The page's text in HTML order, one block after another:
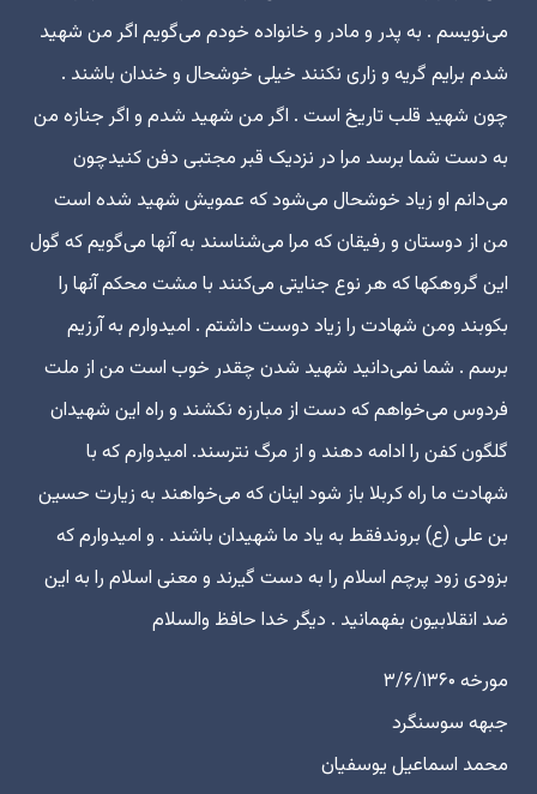
می‌نویسم . به پدر و مادر و خانواده خودم می‌گویم اگر من شهید
شدم برایم گریه و زاری نکنند خیلی خوشحال و خندان باشند .
چون شهید قلب تاریخ است . اگر من شهید شدم و اگر جنازه من
به دست شما برسد مرا در نزدیک قبر مجتبی دفن کنیدچون
می‌دانم او زیاد خوشحال می‌شود که عمویش شهید شده است
من از دوستان و رفیقان که مرا می‌شناسند به آنها می‌گویم که گول
این گروهکها که هر نوع جنایتی می‌کنند با مشت محکم آنها را
بکوبند ومن شهادت را زیاد دوست داشتم . امیدوارم به آرزیم
برسم . شما نمی‌دانید شهید شدن چقدر خوب است من از ملت
فردوس می‌خواهم که دست از مبارزه نکشند و راه این شهیدان
گلگون کفن را ادامه دهند و از مرگ نترسند. امیدوارم که با
شهادت ما راه کربلا باز شود اینان که می‌خواهند به زیارت حسین
بن علی (ع) بروندفقط به یاد ما شهیدان باشند . و امیدوارم که
بزودی زود پرچم اسلام را به دست گیرند و معنی اسلام را به این
ضد انقلابیون بفهمانید . دیگر خدا حافظ والسلام
مورخه ۳/۶/۱۳۶۰
جبهه سوسنگرد
محمد اسماعیل یوسفیان